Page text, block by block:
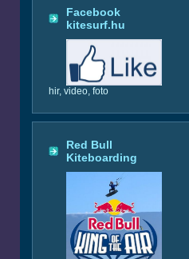
Facebook
kitesurf.hu
hir, video, foto
Red Bull
Kiteboarding